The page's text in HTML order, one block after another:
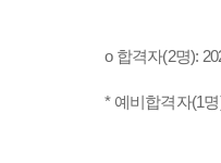
o 합격자(2명):
* 예비합격자(1명